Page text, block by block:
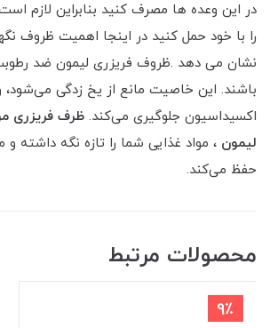
در این وعده‌ ها مصرف کنید بنابراین لازم
را با خود حمل کنید در اینجا اهمیت ظروف
نشان می ‌دهد .ظروف فریزری لیمون ضد
باشند. این خاصیت مانع از یخ زدگی
اکسیداسیون جلوگیری می‌کند.
لیمون ، مواد غذایی شما را تازه نگه داشته و
حفظ می‌کند.
محصولات مرتبط
9٪